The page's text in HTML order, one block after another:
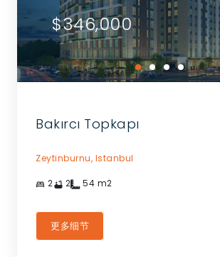
$346,000
Bakırcı Topkapı
Zeytinburnu, Istanbul
2 2 54 m2
更多细节